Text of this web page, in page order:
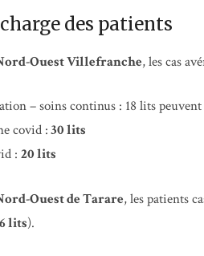
des patients
Ouest Villefranche, les cas
– soins continus : 18 lits
covid :30 lits
: 20 lits
Ouest de Tarare, les patients
lits).